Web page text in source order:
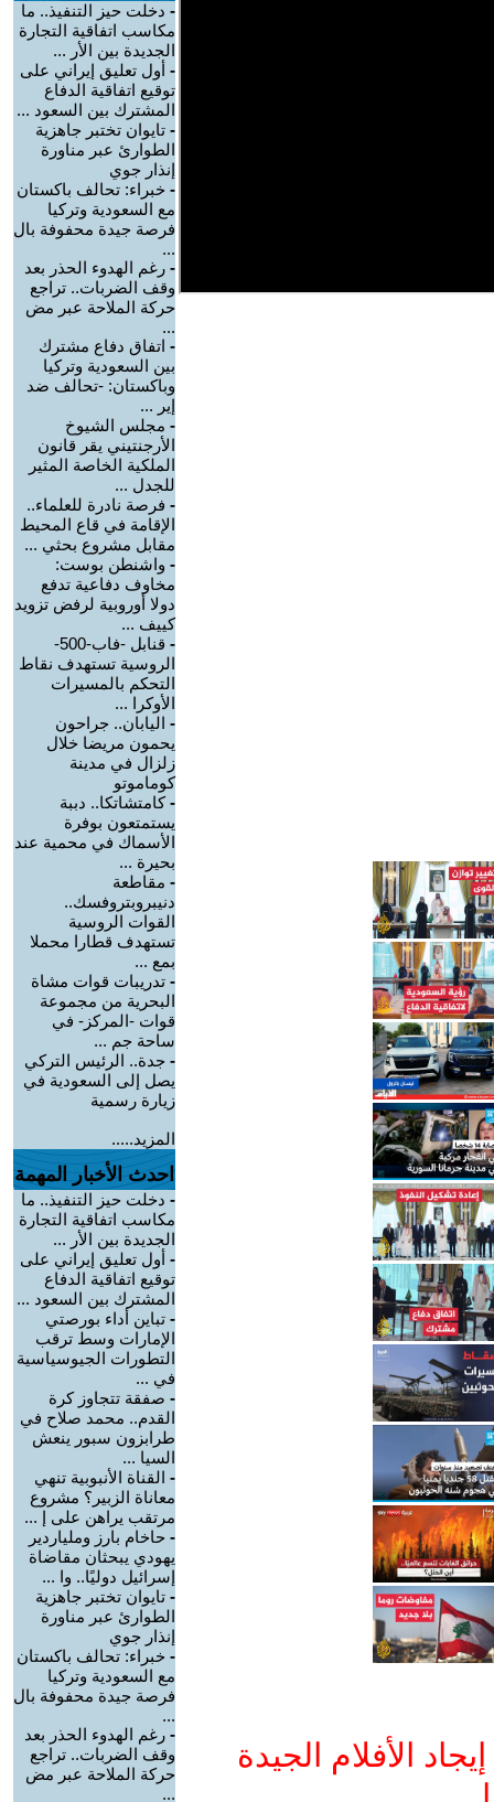
الأفلام الجيدة
- دخلت حيز التنفيذ.. ما
مكاسب اتفاقية التجارة
الجديدة بين الأر ...
- أول تعليق إيراني على
توقيع اتفاقية الدفاع
المشترك بين السعود ...
- تايوان تختبر جاهزية
الطوارئ عبر مناورة
إنذار جوي
- خبراء: تحالف باكستان
مع السعودية وتركيا
فرصة جيدة محفوفة بال
...
- رغم الهدوء الحذر بعد
وقف الضربات.. تراجع
حركة الملاحة عبر مض
...
- اتفاق دفاع مشترك
بين السعودية وتركيا
وباكستان: -تحالف ضد
إير ...
- مجلس الشيوخ
الأرجنتيني يقر قانون
الملكية الخاصة المثير
للجدل ...
- فرصة نادرة للعلماء..
الإقامة في قاع المحيط
مقابل مشروع بحثي ...
- واشنطن بوست:
مخاوف دفاعية تدفع
دولا أوروبية لرفض تزويد
كييف ...
-
قنابل -فاب-500-
الروسية تستهدف نقاط
التحكم بالمسيرات
الأوكرا ...
- اليابان.. جراحون
يحمون مريضا خلال
زلزال في مدينة
كوماموتو
-كامتشاتكا.. دببة
يستمتعون بوفرة
الأسماك في محمية عند
بحيرة ...
- مقاطعة
دنيبروبتروفسك..
القوات الروسية
تستهدف قطارا محملا
بمع ...
- تدريبات قوات مشاة
البحرية من مجموعة
قوات -المركز- في
ساحة جم ...
- جدة.. الرئيس التركي
يصل إلى السعودية في
زيارة رسمية
المزيد.....
احدث الأخبار المهمة
- دخلت حيز التنفيذ.. ما
مكاسب اتفاقية التجارة
الجديدة بين الأر ...
- أول تعليق إيراني على
توقيع اتفاقية الدفاع
المشترك بين السعود ...
- تباين أداء بورصتي
الإمارات وسط ترقب
التطورات الجيوسياسية
في ...
- صفقة تتجاوز كرة
القدم.. محمد صلاح في
طرابزون سبور ينعش
السيا ...
- القناة الأنبوبية تنهي
معاناة الزبير؟ مشروع
مرتقب يراهن على إ ...
- حاخام بارز وملياردير
يهودي يبحثان مقاضاة
إسرائيل دوليًا.. وا ...
- تايوان تختبر جاهزية
الطوارئ عبر مناورة
إنذار جوي
- خبراء: تحالف باكستان
مع السعودية وتركيا
فرصة جيدة محفوفة بال
...
- رغم الهدوء الحذر بعد
وقف الضربات.. تراجع
حركة الملاحة عبر مض
...